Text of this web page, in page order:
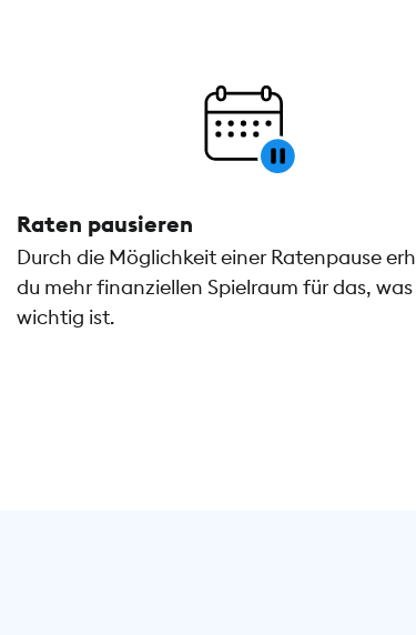
Raten pausieren
Durch die Möglichkeit einer Ratenpause
du mehr finanziellen Spielraum für das,
wichtig ist.